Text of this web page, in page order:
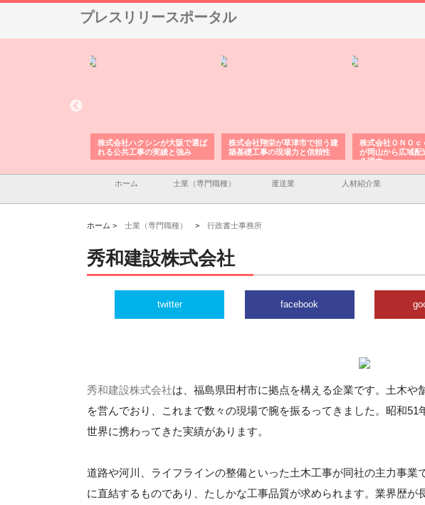
プレスリリースポータル
株式会社ハクシンが大阪で選ば
れる公共工事の実績と強み
株式会社翔栄が草津市で担う建
築基礎工事の現場力と信頼性
株式会社ＯＮＯｃ
が岡山から広域配
る理由
ホーム 士業（専門職種） 運送業 人材紹介業
ホーム > 士業（専門職種） > 行政書士事務所
秀和建設株式会社
twitter facebook
秀和建設株式会社は、福島県田村市に拠点を構える企業です。土木
を営んでおり、これまで数々の現場で腕を振るってきました。昭和
世界に携わってきた実績があります。
道路や河川、ライフラインの整備といった土木工事が同社の主力事
に直結するものであり、たしかな工事品質が求められます。業界歴が